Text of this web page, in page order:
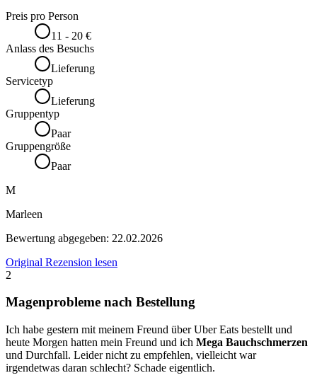
Preis pro Person
11 - 20 €
Anlass des Besuchs
Lieferung
Servicetyp
Lieferung
Gruppentyp
Paar
Gruppengröße
Paar
M
Marleen
Bewertung abgegeben: 22.02.2026
Original Rezension lesen
2
Magenprobleme nach Bestellung
Ich habe gestern mit meinem Freund über Uber Eats bestellt und
heute Morgen hatten mein Freund und ich Mega Bauchschmerzen
und Durchfall. Leider nicht zu empfehlen, vielleicht war
irgendetwas daran schlecht? Schade eigentlich.